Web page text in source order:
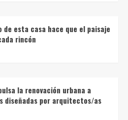
de esta casa hace que el paisaje
rincón
la renovación urbana a
diseñadas por arquitectos/as